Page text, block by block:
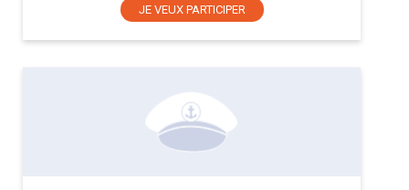
JE VEUX PARTICIPER